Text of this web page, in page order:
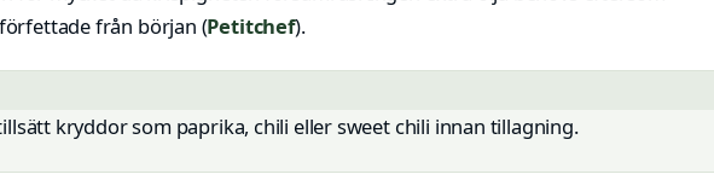
från början (Petitchef).
kryddor som paprika, chili eller sweet chili innan tillagning.